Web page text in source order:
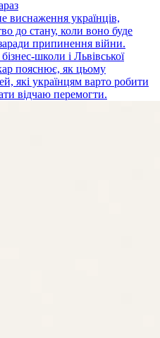
виснаження українців,
до стану, коли воно буде
припинення війни.
школи і Львівської
пояснює, як цьому
які українцям варто робити
відчаю перемогти.